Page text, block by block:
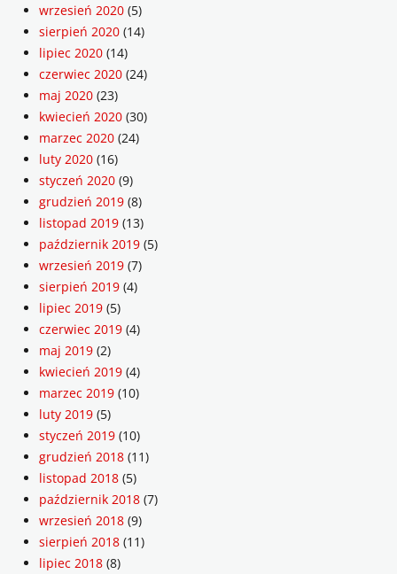
wrzesień 2020 (5)
sierpień 2020 (14)
lipiec 2020 (14)
czerwiec 2020 (24)
maj 2020 (23)
kwiecień 2020 (30)
marzec 2020 (24)
luty 2020 (16)
styczeń 2020 (9)
grudzień 2019 (8)
listopad 2019 (13)
październik 2019 (5)
wrzesień 2019 (7)
sierpień 2019 (4)
lipiec 2019 (5)
czerwiec 2019 (4)
maj 2019 (2)
kwiecień 2019 (4)
marzec 2019 (10)
luty 2019 (5)
styczeń 2019 (10)
grudzień 2018 (11)
listopad 2018 (5)
październik 2018 (7)
wrzesień 2018 (9)
sierpień 2018 (11)
lipiec 2018 (8)